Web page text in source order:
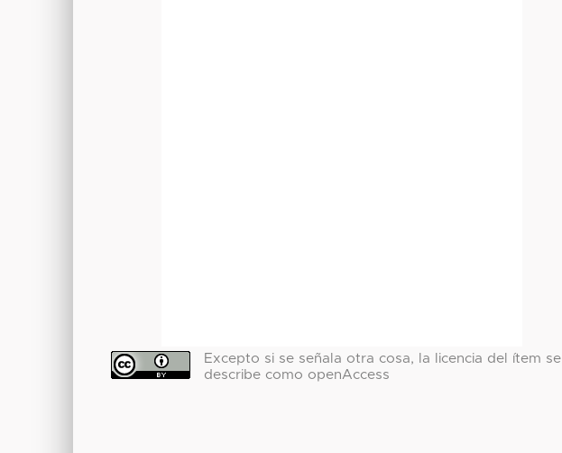
Excepto si se señala otra cosa, la licencia del ítem se
describe como openAccess